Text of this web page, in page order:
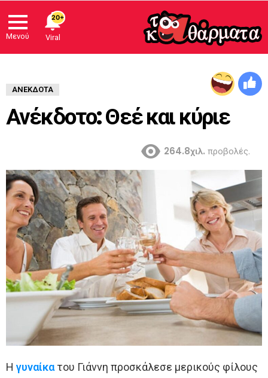
Μενού
ΑΝΈΚΔΟΤΑ
Ανέκδοτο: Θεέ και κύριε
264.8χιλ. προβολές.
Η γυναίκατου Γιάννη προσκάλεσε μερικούς φίλους
20+
Viral